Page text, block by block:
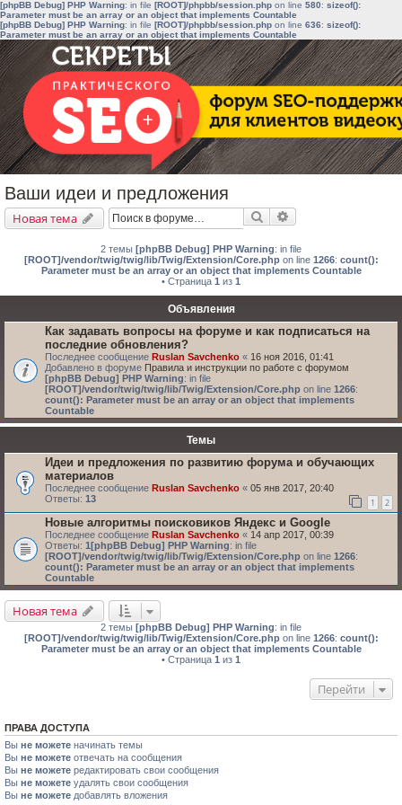
[phpBB Debug] PHP Warning: in file [ROOT]/phpbb/session.php on line 580: sizeof():
Parameter must be an array or an object that implements Countable
[phpBB Debug] PHP Warning: in file [ROOT]/phpbb/session.php on line 636: sizeof():
Parameter must be an array or an object that implements Countable
Ваши идеи и предложения
Новая тема Поиск
2 темы [phpBB Debug] PHP Warning: in file
[ROOT]/vendor/twig/twig/lib/Twig/Extension/Core.phpon line 1266: count():
Parameter must be an array or an object that implements Countable
• Страница 1 из 1
Объявления
Как задавать вопросы на форуме и как подписаться на
последние обновления?
Последнее сообщение Ruslan Savchenko « 16 ноя 2016, 01:41
Добавлено в форуме Правила и инструкции по работе с форумом
[phpBB Debug] PHP Warning: in file
[ROOT]/vendor/twig/twig/lib/Twig/Extension/Core.php on line 1266:
count(): Parameter must be an array or an object that implements
Countable
Темы
Идеи и предложения по развитию форума и обучающих
материалов
Последнее сообщение Ruslan Savchenko « 05 янв 2017, 20:40
Ответы: 13 1 2
Новые алгоритмы поисковиков Яндекс и Google
Последнее сообщение Ruslan Savchenko « 14 апр 2017, 00:39
Ответы: 1[phpBB Debug] PHP Warning: in file
[ROOT]/vendor/twig/twig/lib/Twig/Extension/Core.php on line 1266:
count(): Parameter must be an array or an object that implements
Countable
Новая тема
2 темы [phpBB Debug] PHP Warning: in file
[ROOT]/vendor/twig/twig/lib/Twig/Extension/Core.phpon line 1266: count():
Parameter must be an array or an object that implements Countable
• Страница 1 из 1
Перейти
ПРАВА ДОСТУПА
Вы не можете начинать темы
Вы не можете отвечать на сообщения
Вы не можете редактировать свои сообщения
Вы не можете удалять свои сообщения
Вы не можете добавлять вложения